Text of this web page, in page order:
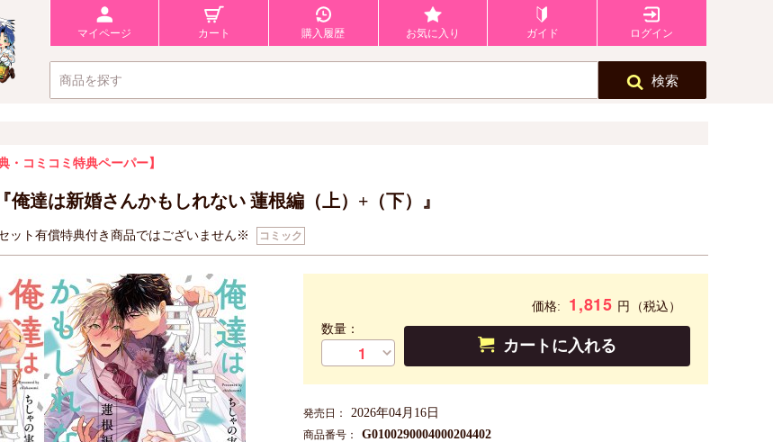
マイページ カート 購入履歴 お気に入り ガイド ログイン
検索
・コミコミ特典ペーパー】
俺達は新婚さんかもしれない 蓮根編（上）+（下）』
ット有償特典付き商品ではございません※ コミック
価格: 1,815 円
（税込）
数量：
カートに入れる
発売日： 2026年04月16日
商品番号： G0100290004000204402